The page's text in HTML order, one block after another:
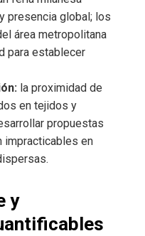
presencia global; los
área metropolitana
para establecer
la proximidad de
en tejidos y
propuestas
impracticables en
y